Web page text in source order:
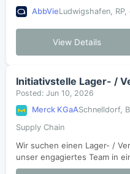
AbbVieLudwigshafen, RP,
View Details
Initiativstelle Lager- /
Posted: Jun 10, 2026
Merck KGaASchnelldorf,
Supply Chain
Wir suchen einen Lager- /
unser engagiertes Team in
Logistikzentrum unterstützt.